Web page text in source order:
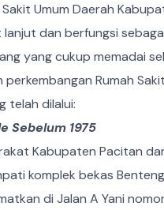
Sakit Umum Daerah
dan berfungsi
yang cukup memadai
perkembangan Rumah
telah dilalui:
Sebelum 1975
Kabupaten Pacitan
komplek bekas
di Jalan A Yani